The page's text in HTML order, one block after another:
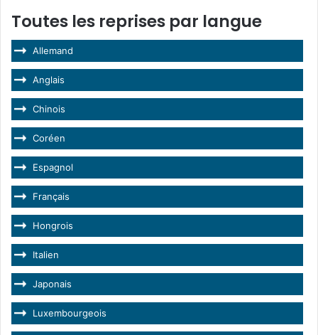
Toutes les reprises par langue
Allemand
Anglais
Chinois
Coréen
Espagnol
Français
Hongrois
Italien
Japonais
Luxembourgeois